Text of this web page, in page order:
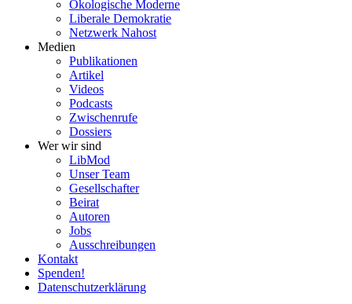
Ökolo­gische Moderne
Liberale Demokratie
Netzwerk Nahost
Medien
Publi­ka­tionen
Artikel
Videos
Podcasts
Zwischenrufe
Dossiers
Wer wir sind
LibMod
Unser Team
Gesell­schafter
Beirat
Autoren
Jobs
Ausschrei­bungen
Kontakt
Spenden!
Daten­schutz­er­klärung